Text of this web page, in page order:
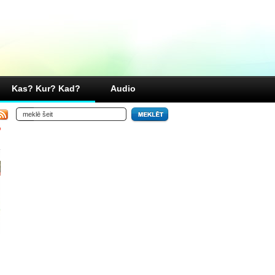
Kas? Kur? Kad? Audio